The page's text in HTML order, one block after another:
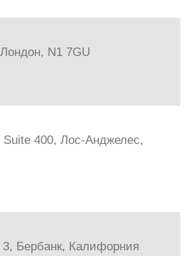
N1 7GU
400, Лос-Анджелес,
Бербанк, Калифорния